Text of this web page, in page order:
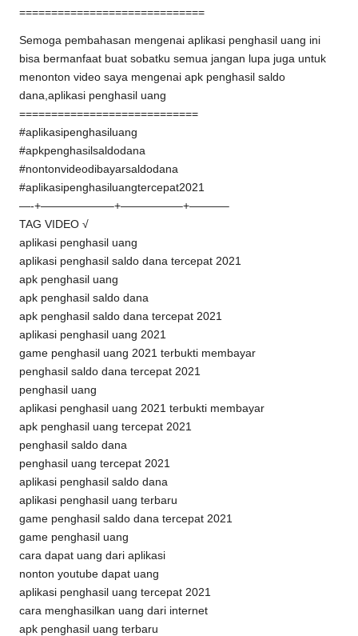
=============================
Semoga pembahasan mengenai aplikasi penghasil uang ini
bisa bermanfaat buat sobatku semua jangan lupa juga untuk
menonton video saya mengenai apk penghasil saldo
dana,aplikasi penghasil uang
============================
#aplikasipenghasiluang
#apkpenghasilsaldodana
#nontonvideodibayarsaldodana
#aplikasipenghasiluangtercepat2021
—-+——————–+—————–+———–
TAG VIDEO √
aplikasi penghasil uang
aplikasi penghasil saldo dana tercepat 2021
apk penghasil uang
apk penghasil saldo dana
apk penghasil saldo dana tercepat 2021
aplikasi penghasil uang 2021
game penghasil uang 2021 terbukti membayar
penghasil saldo dana tercepat 2021
penghasil uang
aplikasi penghasil uang 2021 terbukti membayar
apk penghasil uang tercepat 2021
penghasil saldo dana
penghasil uang tercepat 2021
aplikasi penghasil saldo dana
aplikasi penghasil uang terbaru
game penghasil saldo dana tercepat 2021
game penghasil uang
cara dapat uang dari aplikasi
nonton youtube dapat uang
aplikasi penghasil uang tercepat 2021
cara menghasilkan uang dari internet
apk penghasil uang terbaru